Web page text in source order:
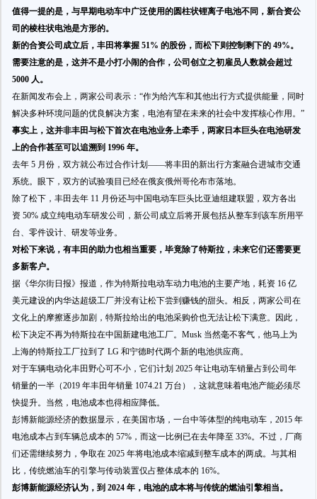
值得一提的是，与早期电动车中广泛使用的圆柱状锂离子电池不同，新合资公
司的棱柱状电池是方形的。
新的合资公司成立后，丰田将掌握 51% 的股份，而松下则控制剩下的 49%。
需要注意的是，这并不是小打小闹的合作，公司创立之初雇员人数就会超过
5000 人。
在新闻发布会上，两家公司表示：“作为给汽车和其他出行方式提供能量，同时
解决多种环境问题的优良解决方案，电池有望在未来的社会中发挥核心作用。”
事实上，这并非丰田与松下首次在电池业务上牵手，两家日本巨头在电池研发
上的合作甚至可以追溯到 1996 年。
去年 5 月份，双方就公布过合作计划——将丰田的新出行方案融合进城市交通
系统。眼下，双方的试验项目已经在俄亥俄州哥伦布市落地。
除了松下，丰田去年 11 月份还与中国电动车巨头比亚迪组建联盟，双方各出
资 50% 成立纯电动车研发公司，新公司成立后将开展包括从整车到该车所用平
台、零件设计、研发等业务。
对松下来说，有丰田的助力也相当重要，毕竟除了特斯拉，未来它们还需要更
多新客户。
据《华尔街日报》报道，作为特斯拉电动车动力电池的主要产地，耗资 16 亿
美元建设的内华达超级工厂并没有让松下尝到赚钱的甜头。相反，两家公司在
文化上的摩擦逐步加剧，特斯拉给出的电池采购价也无法让松下满意。因此，
松下决定不再为特斯拉在中国新建电池工厂。Musk 当然毫不客气，他马上为
上海的特斯拉工厂拉到了 LG 和宁德时代两个新的电池供应商。
对于车辆电动化丰田野心可不小，它们计划 2025 年让电动车销量占到公司年
销量的一半（2019 年丰田年销量 1074.21 万台），这就意味着电池产能必须尽
快提升。当然，电池成本也得相应降低。
彭博新能源经济的数据显示，在美国市场，一台中等体型的纯电动车，2015 年
电池成本占到车辆总成本的 57%，而这一比例已在去年降至 33%。不过，厂商
们还需继续努力，争取在 2025 年将电池成本缩减到整车成本的两成。与其相
比，传统燃油车的引擎与传动装置仅占整体成本的 16%。
彭博新能源经济认为，到 2024 年，电池的成本将与传统的燃油引擎相当。